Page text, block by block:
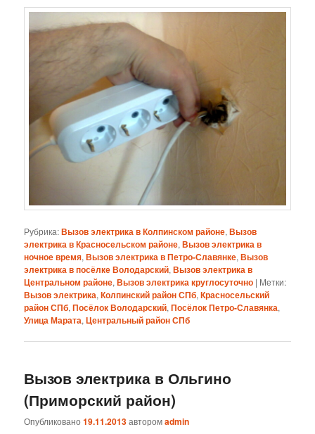
Рубрика:Вызов электрика в Колпинском районе,Вызов
электрика в Красносельском районе,Вызов электрика в
ночное время,Вызов электрика в Петро-Славянке,Вызов
электрика в посёлке Володарский,Вызов электрика в
Центральном районе,Вызов электрика круглосуточно | Метки:
Вызов электрика,Колпинский район СПб,Красносельский
район СПб,Посёлок Володарский,Посёлок Петро-Славянка,
Улица Марата,Центральный район СПб
Вызов электрика в Ольгино
(Приморский район)
Опубликовано19.11.2013авторомadmin